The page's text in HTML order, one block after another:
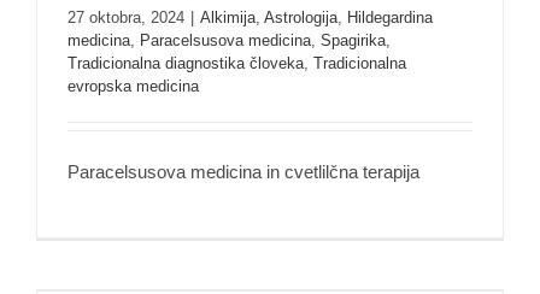
27 oktobra, 2024 Alkimija, Astrologija, Hildegardina
medicina, Paracelsusova medicina, Spagirika,
Tradicionalna diagnostika človeka, Tradicionalna
evropska medicina
Paracelsusova medicina in cvetlilčna terapija